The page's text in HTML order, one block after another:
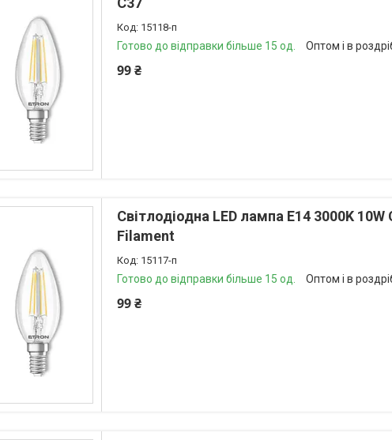
15118-п
Готово до відправки більше 15 од. Оптом і в
99 ₴
Світлодіодна LED лампа E14 3000K 10W
Filament
15117-п
Готово до відправки більше 15 од. Оптом і в
99 ₴